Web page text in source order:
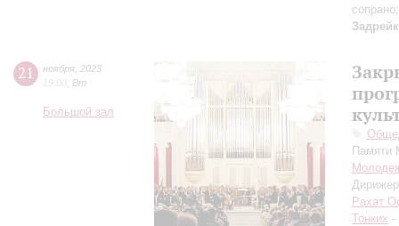
21 ноября 2023
19:00 Вт
Большой зал
Памяти
Рахат
Тонких -